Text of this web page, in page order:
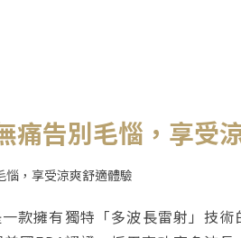
痛告別毛惱，享受
款擁有獨特「多波長雷射」技術